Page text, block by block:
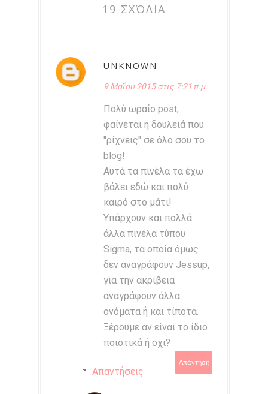
19 ΣΧΌΛΙΑ
UNKNOWN
9 Μαΐου 2015 στις 7:21 π.μ.
Πολύ ωραίο post,
φαίνεται η δουλειά που
"ρίχνεις" σε όλο σου το
blog!
Αυτά τα πινέλα τα έχω
βάλει εδώ και πολύ
καιρό στο μάτι!
Υπάρχουν και πολλά
άλλα πινέλα τύπου
Sigma, τα οποία όμως
δεν αναγράφουν Jessup,
για την ακρίβεια
αναγράφουν άλλα
ονόματα ή και τίποτα.
Ξέρουμε αν είναι το ίδιο
ποιοτικά ή οχι?
Απάντηση
Απαντήσεις